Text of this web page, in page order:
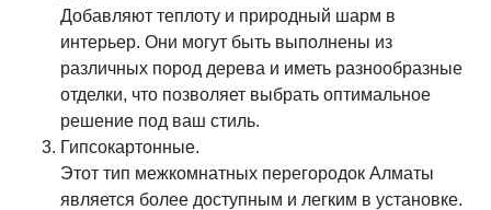
Добавляют теплоту и природный шарм в
интерьер. Они могут быть выполнены из
различных пород дерева и иметь разнообразные
отделки, что позволяет выбрать оптимальное
решение под ваш стиль.
Гипсокартонные.
Этот тип межкомнатных перегородок Алматы
является более доступным и легким в установке.